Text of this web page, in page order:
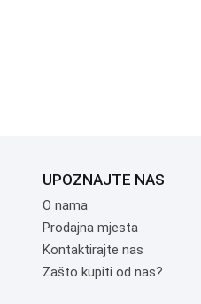
UPOZNAJTE NAS
O nama
Prodajna mjesta
Kontaktirajte nas
Zašto kupiti od nas?